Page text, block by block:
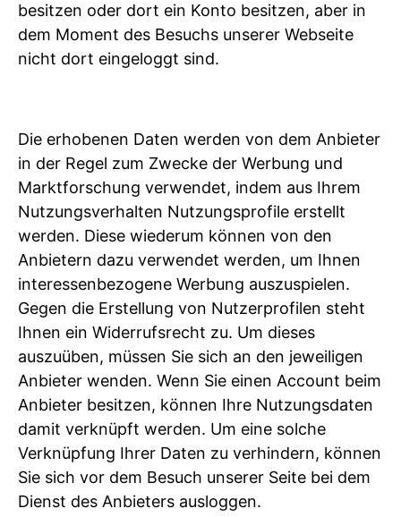
besitzen oder dort ein Konto besitzen, aber in
dem Moment des Besuchs unserer Webseite
nicht dort eingeloggt sind.
Die erhobenen Daten werden von dem Anbieter
in der Regel zum Zwecke der Werbung und
Marktforschung verwendet, indem aus Ihrem
Nutzungsverhalten Nutzungsprofile erstellt
werden. Diese wiederum können von den
Anbietern dazu verwendet werden, um Ihnen
interessenbezogene Werbung auszuspielen.
Gegen die Erstellung von Nutzerprofilen steht
Ihnen ein Widerrufsrecht zu. Um dieses
auszuüben, müssen Sie sich an den jeweiligen
Anbieter wenden. Wenn Sie einen Account beim
Anbieter besitzen, können Ihre Nutzungsdaten
damit verknüpft werden. Um eine solche
Verknüpfung Ihrer Daten zu verhindern, können
Sie sich vor dem Besuch unserer Seite bei dem
Dienst des Anbieters ausloggen.